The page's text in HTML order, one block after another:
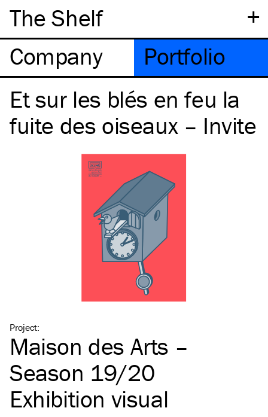
+
The Shelf
Company
Portfolio
Et sur les blés en feu la
fuite des oiseaux – Invite
Project:
Maison des Arts –
Season 19/20
Exhibition visual